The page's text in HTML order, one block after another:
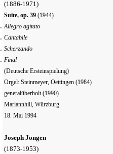
(1886-1971)
Suite, op. 39 (1944)
Allegro agitato
Cantabile
Scherzando
Final
(Deutsche Ersteinspielung)
Orgel: Steinmeyer, Oettingen (1984)
generalüberholt (1990)
Mariannhill, Würzburg
18. Mai 1994
Joseph Jongen
(1873-1953)